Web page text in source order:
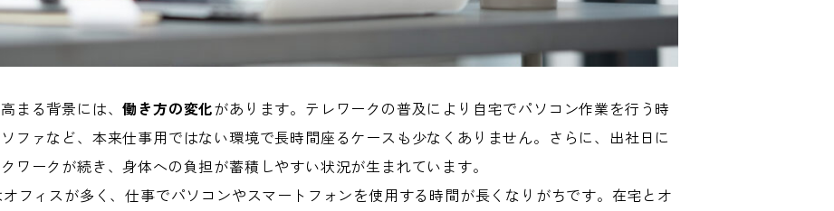
まる背景には、働き方の変化があります。テレワークの普及により自宅でパソコン作業を行う時
ファなど、本来仕事用ではない環境で長時間座るケースも少なくありません。さらに、出社日に
ワークが続き、身体への負担が蓄積しやすい状況が生まれています。
フィスが多く、仕事でパソコンやスマートフォンを使用する時間が長くなりがちです。在宅とオ